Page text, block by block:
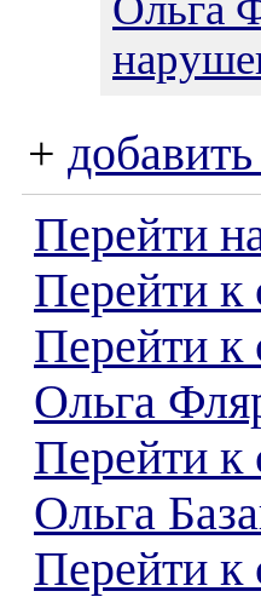
+
Перейти
Перейти к
Перейти к
Ольга
Перейти к
Ольга
Перейти к